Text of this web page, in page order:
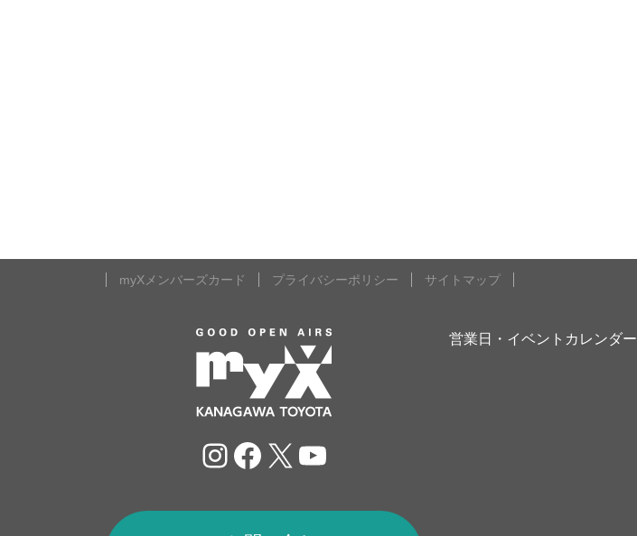
myXメンバーズカード プライバシーポリシー サイトマップ
Instagram
Facebook
X YouTube
営業日・イベントカレンダー